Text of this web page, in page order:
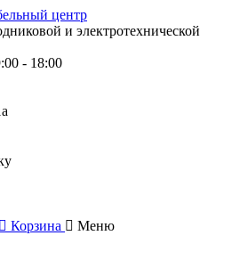
и электротехнической
- 18:00
Корзина Меню